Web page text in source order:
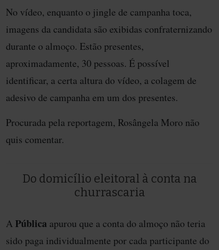
No vídeo, enquanto o jingle de campanha toca,
imagens da candidata são exibidas confraternizando
durante o almoço. Estão presentes,
aproximadamente, 30 pessoas. É possível
identificar, a certa altura do vídeo, a colagem de
adesivo de campanha em um dos presentes.
Procurada pela reportagem, Rosângela Moro não
quis comentar.
Do domicílio eleitoral à conta na
churrascaria
A Pública apurou que a conta do almoço não teria
sido paga individualmente por cada participante do